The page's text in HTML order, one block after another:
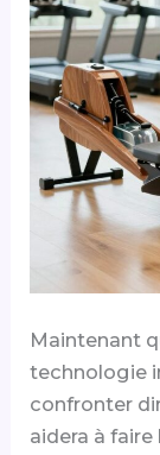
Maintenant
technologie
confronter
aidera à faire